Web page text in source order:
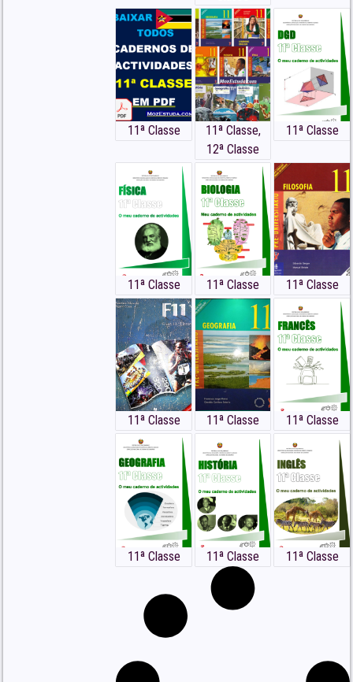
11ª Classe 11ª Classe,
12ª Classe
11ª Classe
11ª Classe 11ª Classe 11ª Classe
11ª Classe 11ª Classe 11ª Classe
11ª Classe 11ª Classe 11ª Classe